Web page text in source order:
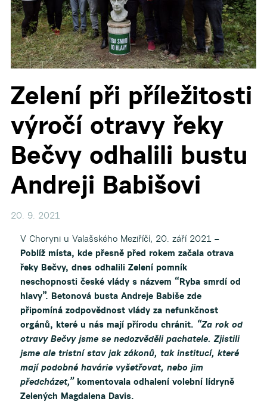
Zelení při příležitosti
výročí otravy řeky
Bečvy odhalili bustu
Andreji Babišovi
20. 9. 2021
V Choryni u Valašského Meziříčí, 20. září 2021–
Poblíž místa, kde přesně před rokem začala otrava
řeky Bečvy, dnes odhalili Zelení pomník
neschopnosti české vlády s názvem “Ryba smrdí od
hlavy”. Betonová busta Andreje Babiše zde
připomíná zodpovědnost vlády za nefunkčnost
orgánů, které u nás mají přírodu chránit. “Za rok od
otravy Bečvy jsme se nedozvěděli pachatele. Zjistili
jsme ale tristní stav jak zákonů, tak institucí, které
mají podobné havárie vyšetřovat, nebo jim
předcházet,”komentovala odhalení volební lídryně
Zelených Magdalena Davis.